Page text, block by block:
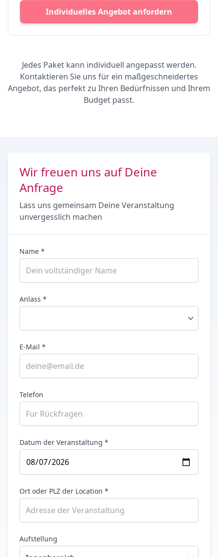
Individuelles Angebot anfordern
Jedes Paket kann individuell angepasst werden.
Kontaktieren Sie uns für ein maßgeschneidertes
Angebot, das perfekt zu Ihren Bedürfnissen und Ihrem
Budget passt.
Wir freuen uns auf Deine
Anfrage
Lass uns gemeinsam Deine Veranstaltung
unvergesslich machen
Name *
Anlass *
E-Mail *
Telefon
Datum der Veranstaltung *
Ort oder PLZ der Location *
Aufstellung